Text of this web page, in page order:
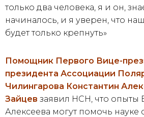
только два человека, я и он,
начиналось, и я уверен, что
будет только крепнуть»
Помощник Первого Вице-
президента Ассоциации
Чилингарова Константин
Зайцев заявил НСН, что опыты
Алексеева могут помочь науке